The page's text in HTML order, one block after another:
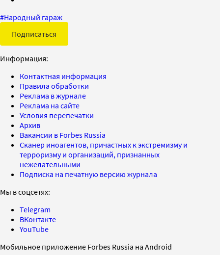
#Народный гараж
Подписаться
Информация:
Контактная информация
Правила обработки
Реклама в журнале
Реклама на сайте
Условия перепечатки
Архив
Вакансии в Forbes Russia
Сканер иноагентов, причастных к экстремизму и
терроризму и организаций, признанных
нежелательными
Подписка на печатную версию журнала
Мы в соцсетях:
Telegram
ВКонтакте
YouTube
Мобильное приложение Forbes Russia на Android